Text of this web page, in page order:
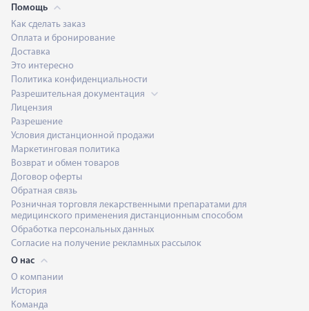
Помощь
Как сделать заказ
Оплата и бронирование
Доставка
Это интересно
Политика конфиденциальности
Разрешительная документация
Лицензия
Разрешение
Условия дистанционной продажи
Маркетинговая политика
Возврат и обмен товаров
Договор оферты
Обратная связь
Розничная торговля лекарственными препаратами для
медицинского применения дистанционным способом
Обработка персональных данных
Согласие на получение рекламных рассылок
О нас
О компании
История
Команда